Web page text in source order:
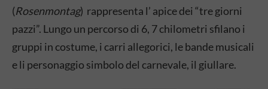
(Rosenmontag) rappresenta l’ apice dei “tre giorni
pazzi”. Lungo un percorso di 6, 7 chilometri sfilano i
gruppi in costume, i carri allegorici, le bande musicali
e li personaggio simbolo del carnevale, il giullare.